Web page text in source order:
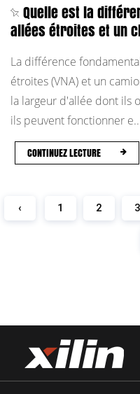
Quelle est la
allées étroites et un
La différence
étroites (VNA) et un
la largeur d'allée dont ils
ils peuvent fonctionner
CONTINUEZ LECTURE
‹ 1 2 3